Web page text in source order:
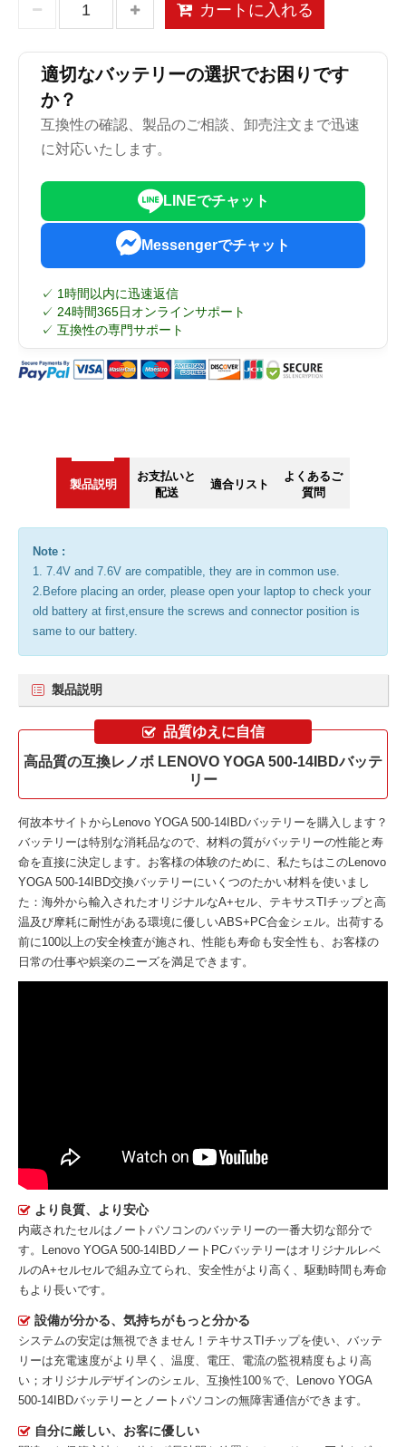
カートに入れる
適切なバッテリーの選択でお困りです
か？
互換性の確認、製品のご相談、卸売注文まで迅速
に対応いたします。
LINEでチャット
Messengerでチャット
✓ 1時間以内に迅速返信
✓ 24時間365日オンラインサポート
✓ 互換性の専門サポート
製品説明
お支払いと
配送
適合リスト
よくあるご
質問
Note :
1. 7.4V and 7.6V are compatible, they are in common use.
2.Before placing an order, please open your laptop to check your
old battery at first,ensure the screws and connector position is
same to our battery.
製品説明
品質ゆえに自信
高品質の互換レノボ LENOVO YOGA 500-14IBDバッテ
リー
何故本サイトから Lenovo YOGA 500-14IBDバッテリーを購入します？
バッテリーは特別な消耗品なので、材料の質がバッテリーの性能と寿
命を直接に決定します。お客様の体験のために、私たちはこのLenovo
YOGA 500-14IBD交換バッテリーにいくつのたかい材料を使いまし
た：海外から輸入されたオリジナルなA+セル、テキサスTIチップと高
温及び摩耗に耐性がある環境に優しいABS+PC合金シェル。出荷する
前に100以上の安全検査が施され、性能も寿命も安全性も、お客様の
日常の仕事や娯楽のニーズを満足できます。
より良質、より安心
内蔵されたセルはノートパソコンのバッテリーの一番大切な部分で
す。
Lenovo YOGA 500-14IBDノートPCバッテリーはオリジナルレベ
ルのA+セルセルで組み立てられ、安全性がより高く、駆動時間も寿命
もより長いです。
設備が分かる、気持ちがもっと分かる
システムの安定は無視できません！テキサスTIチップを使い、バッテ
リーは充電速度がより早く、温度、電圧、電流の監視精度もより高
い；オリジナルデザインのシェル、互換性100％で、Lenovo YOGA
500-14IBDバッテリーとノートパソコンの無障害通信ができます。
自分に厳しい、お客に優しい